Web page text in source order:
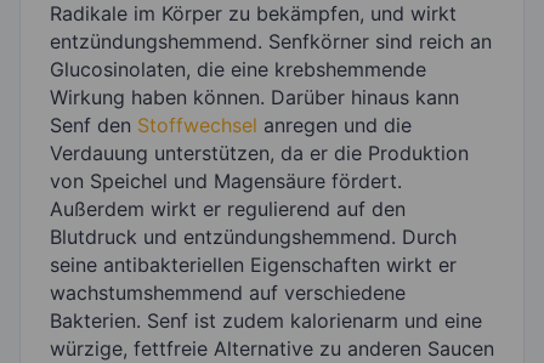
Radikale im Körper zu bekämpfen, und wirkt
entzündungshemmend. Senfkörner sind reich an
Glucosinolaten, die eine krebshemmende
Wirkung haben können. Darüber hinaus kann
Senf den Stoffwechsel anregen und die
Verdauung unterstützen, da er die Produktion
von Speichel und Magensäure fördert.
Außerdem wirkt er regulierend auf den
Blutdruck und entzündungshemmend. Durch
seine antibakteriellen Eigenschaften wirkt er
wachstumshemmend auf verschiedene
Bakterien. Senf ist zudem kalorienarm und eine
würzige, fettfreie Alternative zu anderen Saucen